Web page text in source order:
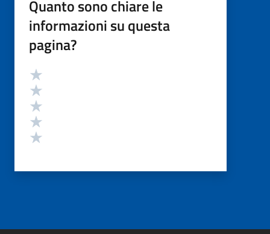
Quanto sono chiare le
informazioni su questa
pagina?
Valutazione